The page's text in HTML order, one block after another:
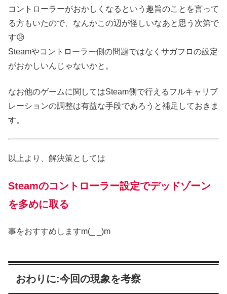
コントローラーがおかしくなるという趣旨のことを言って
る方もいたので、なんかこの辺が怪しいなあと思う次第で
す😥
Steamやコントローラー側の問題ではなくサガフロの設定
がおかしいんじゃないかと。
なお他のゲームに関してはSteam側で行えるフルキャリブ
レーションの調整は有益な手段であろうと補足しておきま
す。
以上より、解決策としては
Steamのコントローラー設定でデッドゾーン
を多めに取る
事をおすすめしますm(_ _)m
おわりに:今回の現象を考察